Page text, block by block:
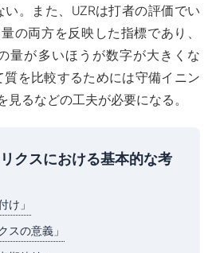
。また、UZRは打者の評価でい
の両方を反映した指標であり、
量が多いほうが数字が大きくな
を比較するためには守備イニン
るなどの工夫が必要になる。
クスにおける基本的な考
け」
スの意義」